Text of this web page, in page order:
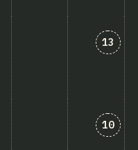
匹配
13
匹配
10